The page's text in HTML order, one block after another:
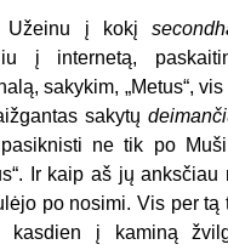
Užeinu į kokį
į internetą,
sakykim, „Metus“,
sakytų
ne tik po
Ir kaip aš jų anksčiau
po nosimi. Vis per tą
kasdien į kaminą